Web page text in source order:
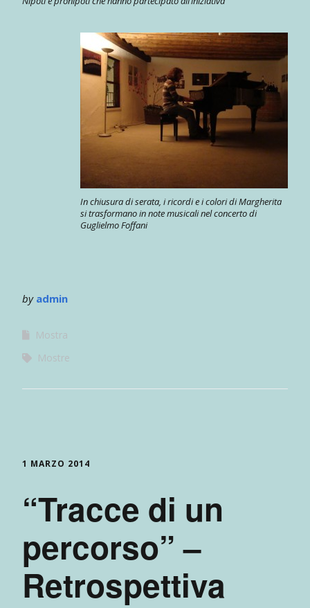
In chiusura di serata, i ricordi e i colori di Margherita
si trasformano in note musicali nel concerto di
Guglielmo Foffani
by admin
Mostra
Mostre
1 MARZO 2014
“Tracce di un
percorso” –
Retrospettiva